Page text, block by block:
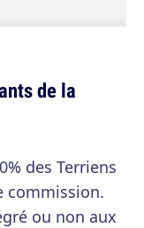
de la
des Terriens
commission.
ou non aux